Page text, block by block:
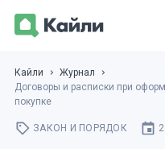
Кайли
Журнал
Договоры и расписки при
покупке
ЗАКОН И ПОРЯДОК